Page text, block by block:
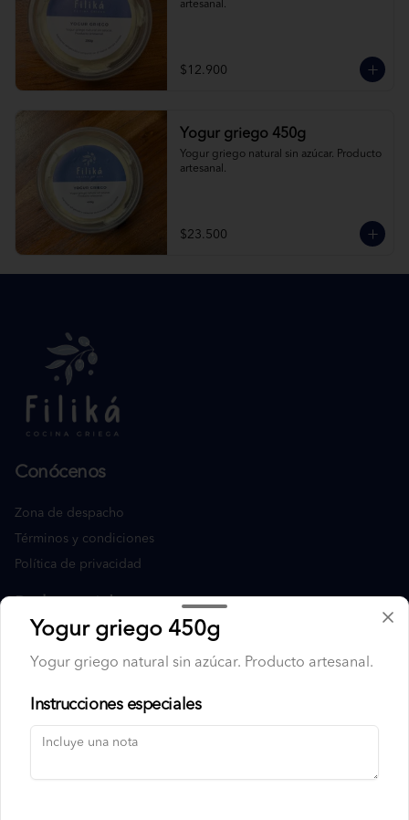
artesanal.
$12.900
Yogur griego 450g
Yogur griego natural sin azúcar. Producto
artesanal.
$23.500
Conócenos
Zona de despacho
Términos y condiciones
Política de privacidad
Instagram
Facebook
Iniciar sesión
Yogur griego 450g
Yogur griego natural sin azúcar. Producto artesanal.
Instrucciones especiales